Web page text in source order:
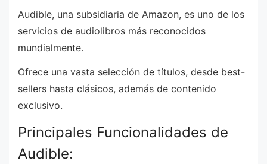
Audible, una subsidiaria de Amazon, es uno de los
servicios de audiolibros más reconocidos
mundialmente.
Ofrece una vasta selección de títulos, desde best-
sellers hasta clásicos, además de contenido
exclusivo.
Principales Funcionalidades de
Audible: